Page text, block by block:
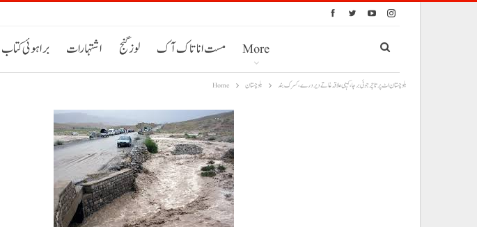
براہوئی کتاب اشتہارات لوز گنج مست انا تاک آک More
Home بلوچستان بلوچستان اٹ پرتا چرجوئی برجا، کیہی علاقہ غاتے دیر درے، کسرک بند